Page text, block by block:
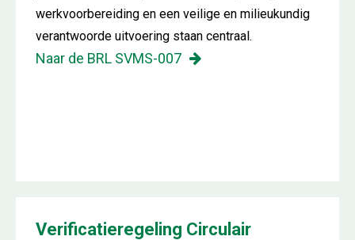
werkvoorbereiding en een veilige en milieukundig
verantwoorde uitvoering staan centraal.
Naar de BRL SVMS-007
Verificatieregeling Circulair